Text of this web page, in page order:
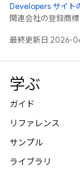
Developers サイト
関連会社の登録商標
最終更新日 2026-
学ぶ
ガイド
リファレンス
サンプル
ライブラリ